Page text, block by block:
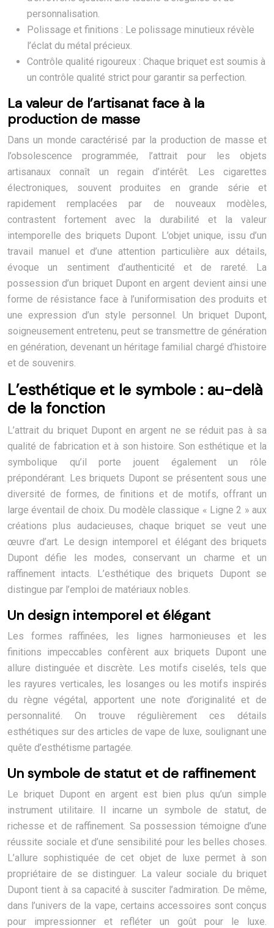
personnalisation.
Polissage et finitions : Le polissage minutieux révèle
l’éclat du métal précieux.
Contrôle qualité rigoureux : Chaque briquet est soumis à
un contrôle qualité strict pour garantir sa perfection.
La valeur de l’artisanat face à la
production de masse
Dans un monde caractérisé par la production de masse et
l’obsolescence programmée, l’attrait pour les objets
artisanaux connaît un regain d’intérêt. Les cigarettes
électroniques, souvent produites en grande série et
rapidement remplacées par de nouveaux modèles,
contrastent fortement avec la durabilité et la valeur
intemporelle des briquets Dupont. L’objet unique, issu d’un
travail manuel et d’une attention particulière aux détails,
évoque un sentiment d’authenticité et de rareté. La
possession d’un briquet Dupont en argent devient ainsi une
forme de résistance face à l’uniformisation des produits et
une expression d’un style personnel. Un briquet Dupont,
soigneusement entretenu, peut se transmettre de génération
en génération, devenant un héritage familial chargé d’histoire
et de souvenirs.
L’esthétique et le symbole : au-delà
de la fonction
L’attrait du briquet Dupont en argent ne se réduit pas à sa
qualité de fabrication et à son histoire. Son esthétique et la
symbolique qu’il porte jouent également un rôle
prépondérant. Les briquets Dupont se présentent sous une
diversité de formes, de finitions et de motifs, offrant un
large éventail de choix. Du modèle classique « Ligne 2 » aux
créations plus audacieuses, chaque briquet se veut une
œuvre d’art. Le design intemporel et élégant des briquets
Dupont défie les modes, conservant un charme et un
raffinement intacts. L’esthétique des briquets Dupont se
distingue par l’emploi de matériaux nobles.
Un design intemporel et élégant
Les formes raffinées, les lignes harmonieuses et les
finitions impeccables confèrent aux briquets Dupont une
allure distinguée et discrète. Les motifs ciselés, tels que
les rayures verticales, les losanges ou les motifs inspirés
du règne végétal, apportent une note d’originalité et de
personnalité. On trouve régulièrement ces détails
esthétiques sur des articles de vape de luxe, soulignant une
quête d’esthétisme partagée.
Un symbole de statut et de raffinement
Le briquet Dupont en argent est bien plus qu’un simple
instrument utilitaire. Il incarne un symbole de statut, de
richesse et de raffinement. Sa possession témoigne d’une
réussite sociale et d’une sensibilité pour les belles choses.
L’allure sophistiquée de cet objet de luxe permet à son
propriétaire de se distinguer. La valeur sociale du briquet
Dupont tient à sa capacité à susciter l’admiration. De même,
dans l’univers de la vape, certains accessoires sont conçus
pour impressionner et refléter un goût pour le luxe.